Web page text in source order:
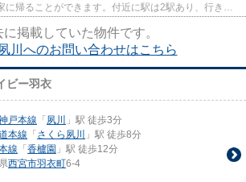
に帰ることができます。付近に駅は2駅あり、行き先
す。...
に掲載していた物件です。
川へのお問い合わせはこちら
ビー羽衣
戸本線 「夙川
」駅 徒歩3分
本線 「さくら夙川
」駅 徒歩8分
線 「香櫨園 」駅 徒歩12分
西宮市羽衣町6-4